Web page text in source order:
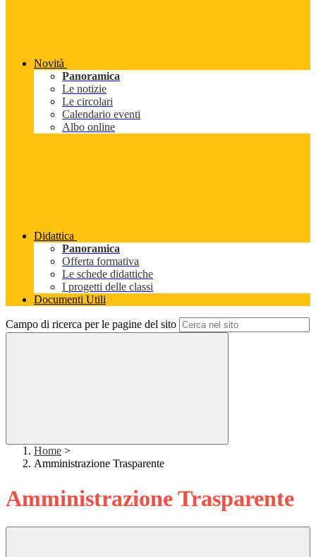
Novità
Panoramica
Le notizie
Le circolari
Calendario eventi
Albo online
Didattica
Panoramica
Offerta formativa
Le schede didattiche
I progetti delle classi
Documenti Utili
Campo di ricerca per le pagine del sito
Home >
Amministrazione Trasparente
Amministrazione Trasparente